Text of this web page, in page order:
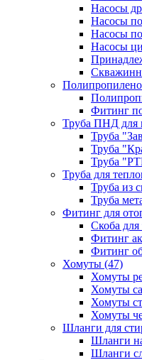
Насосы
Насосы
Насосы
Насосы
Фитинг
Труба ПНД для
Труба
Труба
Труба
Труба для
Труба из
Труба
Фитинг для
Скоба для
Фитинг
Фитинг
Хомуты (47)
Хомуты
Хомуты
Хомуты
Хомуты
Шланги для
Шланги
Шланги